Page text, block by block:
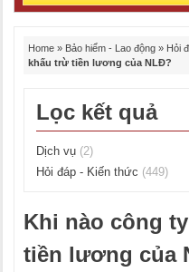
Home » Bảo hiểm - Lao động » Hỏi
khấu trừ tiền lương của NLĐ?
Lọc kết quả
Dịch vụ (2)
Hỏi đáp - Kiến thức (449)
Khi nào công
tiền lương của